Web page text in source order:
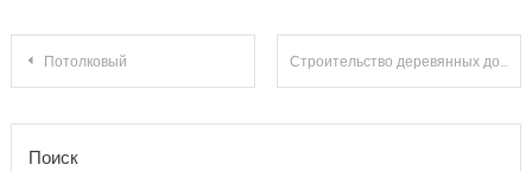
Навигация по записям
Потолковый Строительство деревянных домов
Поиск